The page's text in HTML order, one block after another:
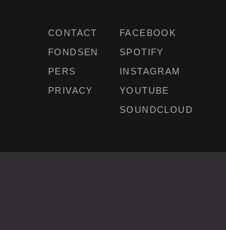
CONTACT
FONDSEN
PERS
PRIVACY
FACEBOOK
SPOTIFY
INSTAGRAM
YOUTUBE
SOUNDCLOUD